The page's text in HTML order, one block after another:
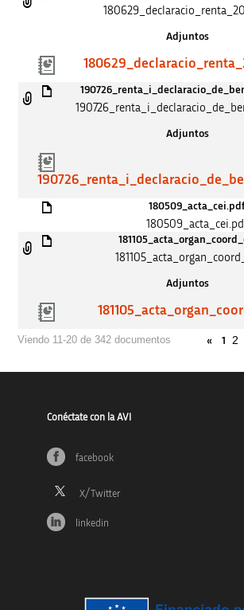
Adjuntos
Adjuntos
Adjuntos
Viendo 11-20 de 342 documentos « 1 2
Conéctate con la AVI
facebook
linkedin